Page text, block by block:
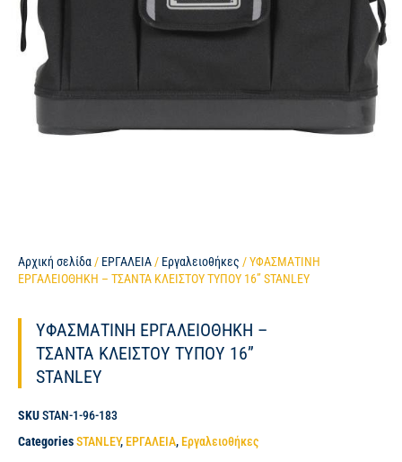
Αρχική σελίδα / ΕΡΓΑΛΕΙΑ / Εργαλειοθήκες / ΥΦΑΣΜΑΤΙΝΗ
ΕΡΓΑΛΕΙΟΘΗΚΗ – ΤΣΑΝΤΑ ΚΛΕΙΣΤΟΥ ΤΥΠΟΥ 16” STANLEY
ΥΦΑΣΜΑΤΙΝΗ ΕΡΓΑΛΕΙΟΘΗΚΗ –
ΤΣΑΝΤΑ ΚΛΕΙΣΤΟΥ ΤΥΠΟΥ 16”
STANLEY
SKUSTAN-1-96-183
CategoriesSTANLEY, ΕΡΓΑΛΕΙΑ, Εργαλειοθήκες